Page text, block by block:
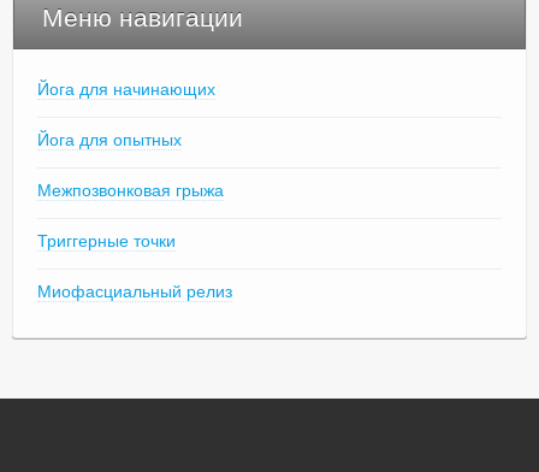
Меню навигации
Йога для начинающих
Йога для опытных
Межпозвонковая грыжа
Триггерные точки
Миофасциальный релиз